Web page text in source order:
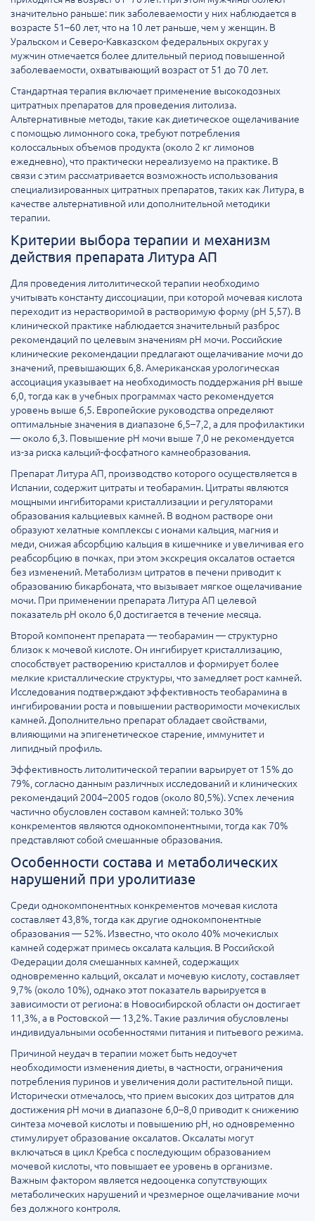
значительно раньше: пик заболеваемости у них наблюдается в
возрасте 51–60 лет, что на 10 лет раньше, чем у женщин. В
Уральском и Северо-Кавказском федеральных округах у
мужчин отмечается более длительный период повышенной
заболеваемости, охватывающий возраст от 51 до 70 лет.
Стандартная терапия включает применение высокодозных
цитратных препаратов для проведения литолиза.
Альтернативные методы, такие как диетическое ощелачивание
с помощью лимонного сока, требуют потребления
колоссальных объемов продукта (около 2 кг лимонов
ежедневно), что практически нереализуемо на практике. В
связи с этим рассматривается возможность использования
специализированных цитратных препаратов, таких как Литура, в
качестве альтернативной или дополнительной методики
терапии.
Критерии выбора терапии и механизм
действия препарата Литура АП
Для проведения литолитической терапии необходимо
учитывать константу диссоциации, при которой мочевая кислота
переходит из нерастворимой в растворимую форму (pH 5,57). В
клинической практике наблюдается значительный разброс
рекомендаций по целевым значениям pH мочи. Российские
клинические рекомендации предлагают ощелачивание мочи до
значений, превышающих 6,8. Американская урологическая
ассоциация указывает на необходимость поддержания pH выше
6,0, тогда как в учебных программах часто рекомендуется
уровень выше 6,5. Европейские руководства определяют
оптимальные значения в диапазоне 6,5–7,2, а для профилактики
— около 6,3. Повышение pH мочи выше 7,0 не рекомендуется
из-за риска кальций-фосфатного камнеобразования.
Препарат Литура АП, производство которого осуществляется в
Испании, содержит цитраты и теобарамин. Цитраты являются
мощными ингибиторами кристаллизации и регуляторами
образования кальциевых камней. В водном растворе они
образуют хелатные комплексы с ионами кальция, магния и
меди, снижая абсорбцию кальция в кишечнике и увеличивая его
реабсорбцию в почках, при этом экскреция оксалатов остается
без изменений. Метаболизм цитратов в печени приводит к
образованию бикарбоната, что вызывает мягкое ощелачивание
мочи. При применении препарата Литура АП целевой
показатель pH около 6,0 достигается в течение месяца.
Второй компонент препарата — теобарамин — структурно
близок к мочевой кислоте. Он ингибирует кристаллизацию,
способствует растворению кристаллов и формирует более
мелкие кристаллические структуры, что замедляет рост камней.
Исследования подтверждают эффективность теобарамина в
ингибировании роста и повышении растворимости мочекислых
камней. Дополнительно препарат обладает свойствами,
влияющими на эпигенетическое старение, иммунитет и
липидный профиль.
Эффективность литолитической терапии варьирует от 15% до
79%, согласно данным различных исследований и клинических
рекомендаций 2004–2005 годов (около 80,5%). Успех лечения
частично обусловлен составом камней: только 30%
конкрементов являются однокомпонентными, тогда как 70%
представляют собой смешанные образования.
Особенности состава и метаболических
нарушений при уролитиазе
Среди однокомпонентных конкрементов мочевая кислота
составляет 43,8%, тогда как другие однокомпонентные
образования — 52%. Известно, что около 40% мочекислых
камней содержат примесь оксалата кальция. В Российской
Федерации доля смешанных камней, содержащих
одновременно кальций, оксалат и мочевую кислоту, составляет
9,7% (около 10%), однако этот показатель варьируется в
зависимости от региона: в Новосибирской области он достигает
11,3%, а в Ростовской — 13,2%. Такие различия обусловлены
индивидуальными особенностями питания и питьевого режима.
Причиной неудач в терапии может быть недоучет
необходимости изменения диеты, в частности, ограничения
потребления пуринов и увеличения доли растительной пищи.
Исторически отмечалось, что прием высоких доз цитратов для
достижения pH мочи в диапазоне 6,0–8,0 приводит к снижению
синтеза мочевой кислоты и повышению pH, но одновременно
стимулирует образование оксалатов. Оксалаты могут
включаться в цикл Кребса с последующим образованием
мочевой кислоты, что повышает ее уровень в организме.
Важным фактором является недооценка сопутствующих
метаболических нарушений и чрезмерное ощелачивание мочи
без должного контроля.